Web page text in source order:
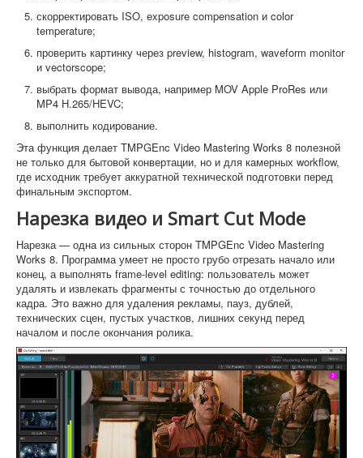
скорректировать ISO, exposure compensation и color
temperature;
проверить картинку через preview, histogram, waveform monitor
и vectorscope;
выбрать формат вывода, например MOV Apple ProRes или
MP4 H.265/HEVC;
выполнить кодирование.
Эта функция делает TMPGEnc Video Mastering Works 8 полезной
не только для бытовой конвертации, но и для камерных workflow,
где исходник требует аккуратной технической подготовки перед
финальным экспортом.
Нарезка видео и Smart Cut Mode
Нарезка — одна из сильных сторон TMPGEnc Video Mastering
Works 8. Программа умеет не просто грубо отрезать начало или
конец, а выполнять frame-level editing: пользователь может
удалять и извлекать фрагменты с точностью до отдельного
кадра. Это важно для удаления рекламы, пауз, дублей,
технических сцен, пустых участков, лишних секунд перед
началом и после окончания ролика.